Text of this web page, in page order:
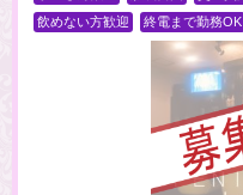
飲めない方歓迎
終電まで勤務OK